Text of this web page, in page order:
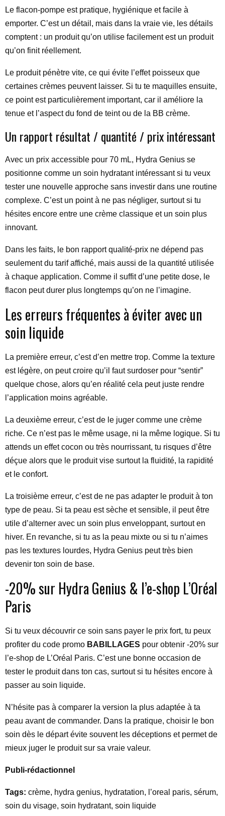
Le flacon-pompe est pratique, hygiénique et facile à
emporter. C’est un détail, mais dans la vraie vie, les détails
comptent : un produit qu’on utilise facilement est un produit
qu’on finit réellement.
Le produit pénètre vite, ce qui évite l’effet poisseux que
certaines crèmes peuvent laisser. Si tu te maquilles ensuite,
ce point est particulièrement important, car il améliore la
tenue et l’aspect du fond de teint ou de la BB crème.
Un rapport résultat / quantité / prix intéressant
Avec un prix accessible pour 70 mL, Hydra Genius se
positionne comme un soin hydratant intéressant si tu veux
tester une nouvelle approche sans investir dans une routine
complexe. C’est un point à ne pas négliger, surtout si tu
hésites encore entre une crème classique et un soin plus
innovant.
Dans les faits, le bon rapport qualité-prix ne dépend pas
seulement du tarif affiché, mais aussi de la quantité utilisée
à chaque application. Comme il suffit d’une petite dose, le
flacon peut durer plus longtemps qu’on ne l’imagine.
Les erreurs fréquentes à éviter avec un
soin liquide
La première erreur, c’est d’en mettre trop. Comme la texture
est légère, on peut croire qu’il faut surdoser pour “sentir”
quelque chose, alors qu’en réalité cela peut juste rendre
l’application moins agréable.
La deuxième erreur, c’est de le juger comme une crème
riche. Ce n’est pas le même usage, ni la même logique. Si tu
attends un effet cocon ou très nourrissant, tu risques d’être
déçue alors que le produit vise surtout la fluidité, la rapidité
et le confort.
La troisième erreur, c’est de ne pas adapter le produit à ton
type de peau. Si ta peau est sèche et sensible, il peut être
utile d’alterner avec un soin plus enveloppant, surtout en
hiver. En revanche, si tu as la peau mixte ou si tu n’aimes
pas les textures lourdes, Hydra Genius peut très bien
devenir ton soin de base.
-20% sur Hydra Genius & l’e-shop L’Oréal
Paris
Si tu veux découvrir ce soin sans payer le prix fort, tu peux
profiter du code promo BABILLAGES pour obtenir -20% sur
l’e-shop de L’Oréal Paris. C’est une bonne occasion de
tester le produit dans ton cas, surtout si tu hésites encore à
passer au soin liquide.
N’hésite pas à comparer la version la plus adaptée à ta
peau avant de commander. Dans la pratique, choisir le bon
soin dès le départ évite souvent les déceptions et permet de
mieux juger le produit sur sa vraie valeur.
Publi-rédactionnel
Tags: crème, hydra genius, hydratation, l’oreal paris, sérum,
soin du visage, soin hydratant, soin liquide